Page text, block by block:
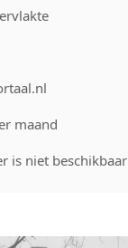
maand
is niet beschikbaar